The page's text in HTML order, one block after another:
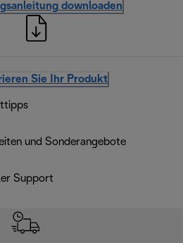
downloaden
Sie Ihr Produkt
und Sonderangebote
Support